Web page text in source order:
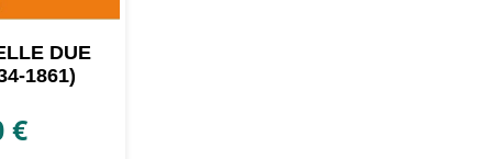
DUE
1861)
€